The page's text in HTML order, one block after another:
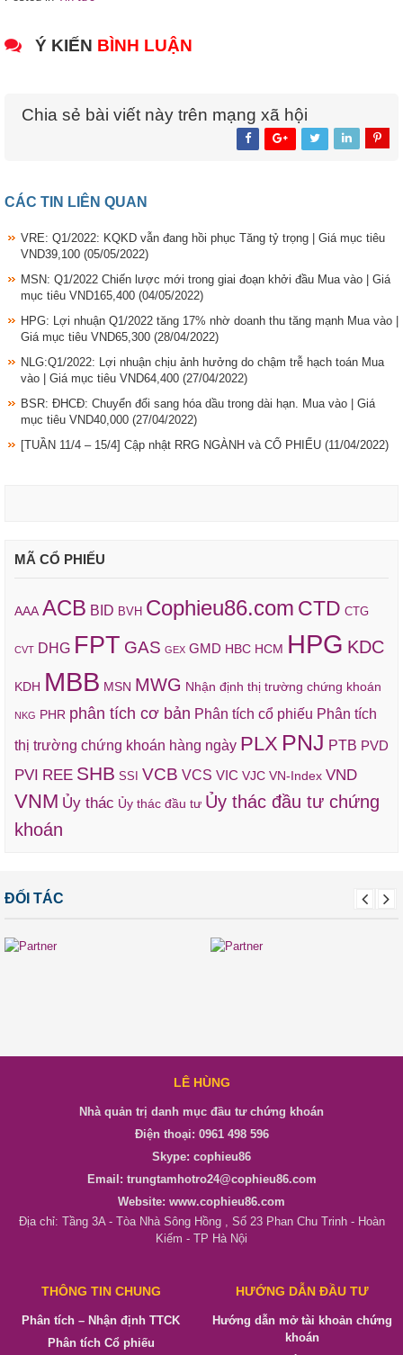
Ý KIẾN BÌNH LUẬN
Chia sẻ bài viết này trên mạng xã hội
CÁC TIN LIÊN QUAN
VRE: Q1/2022: KQKD vẫn đang hồi phục Tăng tỷ trọng | Giá mục tiêu
VND39,100 (05/05/2022)
MSN: Q1/2022 Chiến lược mới trong giai đoạn khởi đầu Mua vào | Giá
mục tiêu VND165,400 (04/05/2022)
HPG: Lợi nhuận Q1/2022 tăng 17% nhờ doanh thu tăng mạnh Mua vào |
Giá mục tiêu VND65,300 (28/04/2022)
NLG:Q1/2022: Lợi nhuận chịu ảnh hưởng do chậm trễ hạch toán Mua
vào | Giá mục tiêu VND64,400 (27/04/2022)
BSR: ĐHCĐ: Chuyển đổi sang hóa dầu trong dài hạn. Mua vào | Giá
mục tiêu VND40,000 (27/04/2022)
[TUẦN 11/4 – 15/4] Cập nhật RRG NGÀNH và CỔ PHIẾU (11/04/2022)
MÃ CỔ PHIẾU
AAA ACB BID BVH Cophieu86.com CTD CTG
CVT DHG FPT GAS GEX GMD HBC HCM HPG KDC
KDH MBB MSN MWG Nhận định thị trường chứng khoán
NKG PHR phân tích cơ bản Phân tích cổ phiếu Phân tích
thị trường chứng khoán hàng ngày PLX PNJ PTB PVD
PVI REE SHB SSI VCB VCS VIC VJC VN-Index VND
VNM Ủy thác Ủy thác đầu tư Ủy thác đầu tư chứng
khoán
ĐỐI TÁC
LÊ HÙNG
Nhà quản trị danh mục đầu tư chứng khoán
Điện thoại: 0961 498 596
Skype: cophieu86
Email: trungtamhotro24@cophieu86.com
Website: www.cophieu86.com
Địa chỉ: Tầng 3A - Tòa Nhà Sông Hồng , Số 23 Phan Chu Trinh - Hoàn
Kiếm - TP Hà Nội
THÔNG TIN CHUNG
Phân tích – Nhận định TTCK
Phân tích Cổ phiếu
HƯỚNG DẪN ĐẦU TƯ
Hướng dẫn mở tài khoản chứng
khoán